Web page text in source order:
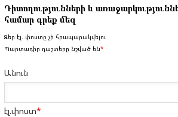
Դիտողությունների և
համար գրեք մեզ
Ձեր էլ. փոստը չի հրապարակվելու
Պարտադիր դաշտերը նշված են*
Անուն
էլ.փոստ*